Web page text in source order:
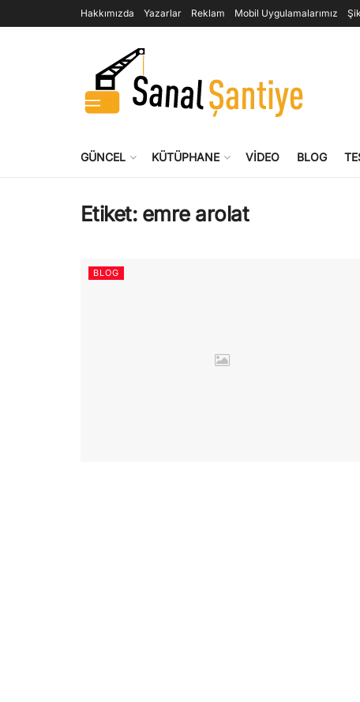
Hakkımızda Yazarlar Reklam Mobil Uygulamalarımız
GÜNCEL KÜTÜPHANE VIDEO BLOG
Etiket: emre arolat
BLOG